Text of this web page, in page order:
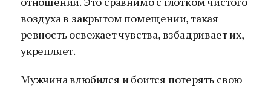
воздуха в закрытом помещении, такая
ревность освежает чувства, взбадривает их,
укрепляет.
Мужчина влюбился и боится потерять свою